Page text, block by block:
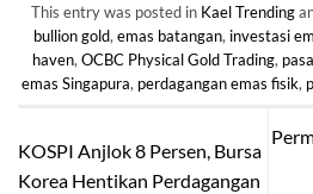
This entry was posted in Kael Trending
bullion gold, emas batangan, investasi
haven, OCBC Physical Gold Trading,
emas Singapura, perdagangan emas fisik,
KOSPI Anjlok 8 Persen, Bursa
Korea Hentikan Perdagangan